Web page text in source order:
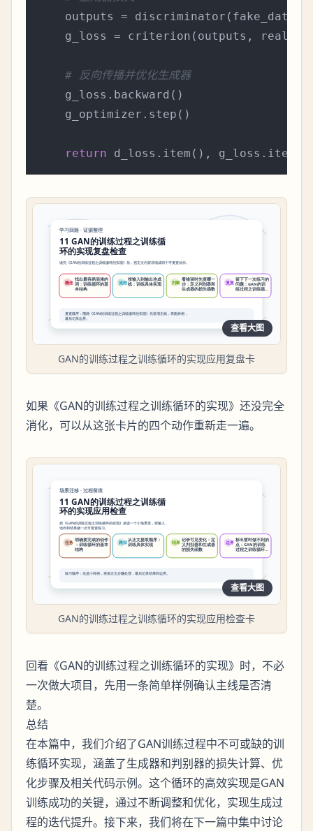
    outputs = discriminator(fake_data)
g_loss = criterion(outputs,
# 反向传播并优化生成器
    g_loss.backward()
    g_optimizer.step()
return
查看大图
GAN的训练过程之训练循环的实现应用复盘卡
如果《GAN的训练过程之训练循环的实现》还没完全
消化，可以从这张卡片的四个动作重新走一遍。
查看大图
GAN的训练过程之训练循环的实现应用检查卡
回看《GAN的训练过程之训练循环的实现》时，不必
一次做大项目，先用一条简单样例确认主线是否清
楚。
总结
在本篇中，我们介绍了GAN训练过程中不可或缺的训
练循环实现，涵盖了生成器和判别器的损失计算、优
化步骤及相关代码示例。这个循环的高效实现是GAN
训练成功的关键，通过不断调整和优化，实现生成过
程的迭代提升。接下来，我们将在下一篇中集中讨论